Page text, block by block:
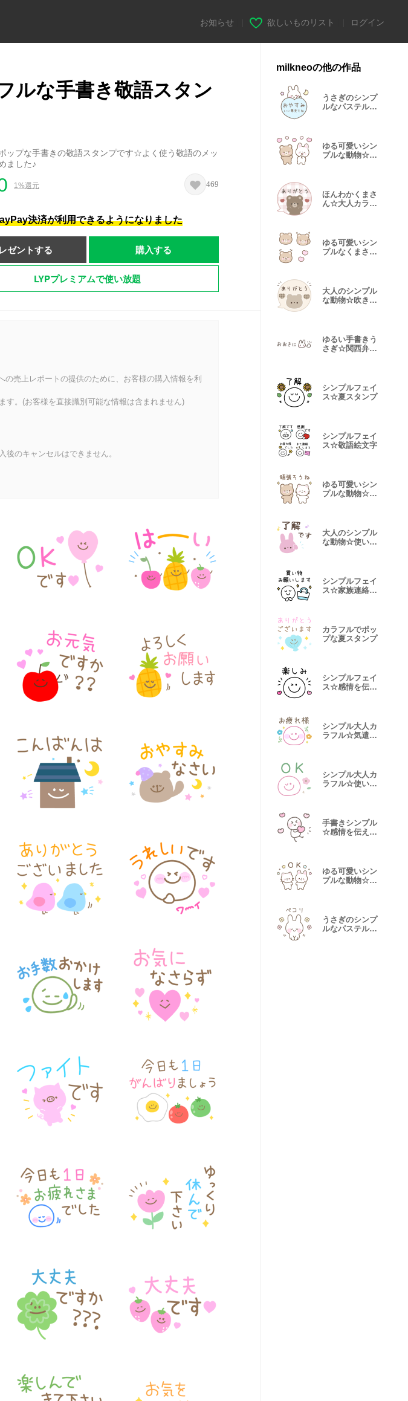
お知らせ 欲しいものリスト ログイン
ルな手書き敬語スタン
ップな手書きの敬語スタンプです☆よく使う敬語のメッ
ました♪
1%還元 469
決済が利用できるようになりました
ゼントする 購入する
LYPプレミアムで使い放題
売上レポートの提供のために、お客様の購入情報を利
す。(お客様を直接識別可能な情報は含まれません)
のキャンセルはできません。
milkneoの他の作品
うさぎのシンプ
ルなパステルハ
ゆる可愛いシン
プルな動物☆感
ほんわかくまさ
ん☆大人カラフ
ゆる可愛いシン
プルなくまさん
大人のシンプル
な動物☆吹き出
ゆるい手書きう
さぎ☆関西弁省
シンプルフェイ
ス☆夏スタンプ
シンプルフェイ
ス☆敬語絵文字
ゆる可愛いシン
プルな動物☆優
大人のシンプル
な動物☆使いや
シンプルフェイ
ス☆家族連絡ス
カラフルでポッ
プな夏スタンプ
シンプルフェイ
ス☆感情を伝え
シンプル大人カ
ラフル☆気遣い
シンプル大人カ
ラフル☆使いや
手書きシンプル
☆感情を伝える
ゆる可愛いシン
プルな動物☆使
うさぎのシンプ
ルなパステルお